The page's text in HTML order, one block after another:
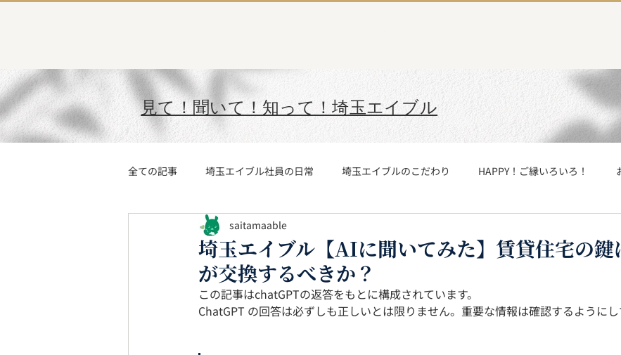
見て！聞いて！知って！埼玉エイブル
全ての記事 埼玉エイブル社員の日常 埼玉エイブルのこだわり HAPPY！ご縁いろいろ！
今月の“〇〇社員” AIに聞いてみた
埼玉エイブルの住まい探し 埼玉エイブル与野店
埼玉エイブル【AIに聞いてみた】賃貸住宅の鍵
が交換するべきか？
saitamaable
この記事はchatGPTの返答をもとに構成されています。
ChatGPT の回答は必ずしも正しいとは限りません。重要な情報は確認するようにし